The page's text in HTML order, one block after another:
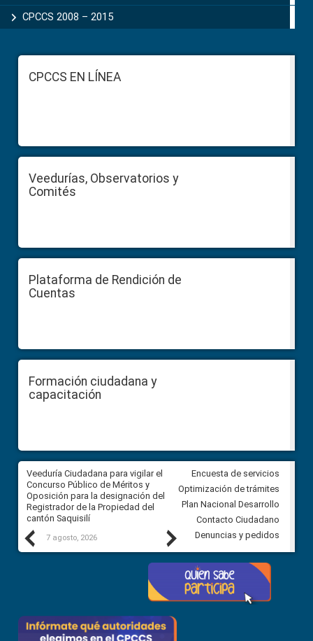
CPCCS 2008 – 2015
FooterCPCCS EN LÍNEA
Veedurías, Observatorios y
Comités
Plataforma de Rendición de
Cuentas
Formación ciudadana y
capacitación
Previous
Veeduría Ciudadana para vigilar el
Concurso Público de Méritos y
Oposición para la designación del
Registrador de la Propiedad del
cantón Saquisilí
7 agosto, 2026
Veeduría Ciudadana para
construcción del asfaltado de
Ballenita del cantón Santa
7 agosto, 2026
Next
Encuesta de servicios
Optimización de trámites
Plan Nacional Desarrollo
Contacto Ciudadano
Denuncias y pedidos